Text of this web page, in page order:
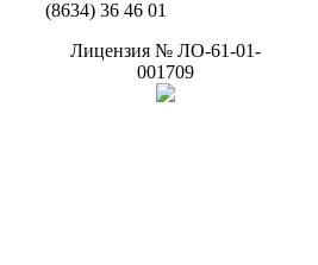
(8634) 36 46 01
Лицензия№ ЛО-61-01-
001709